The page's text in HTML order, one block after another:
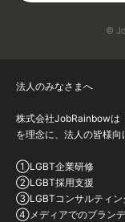
©
法人のみなさまへ
株式会社JobRainbowは
を理念に、法人の皆様向
①LGBT企業研修
②LGBT採用支援
③LGBTコンサルティン
④メディアでのブラン